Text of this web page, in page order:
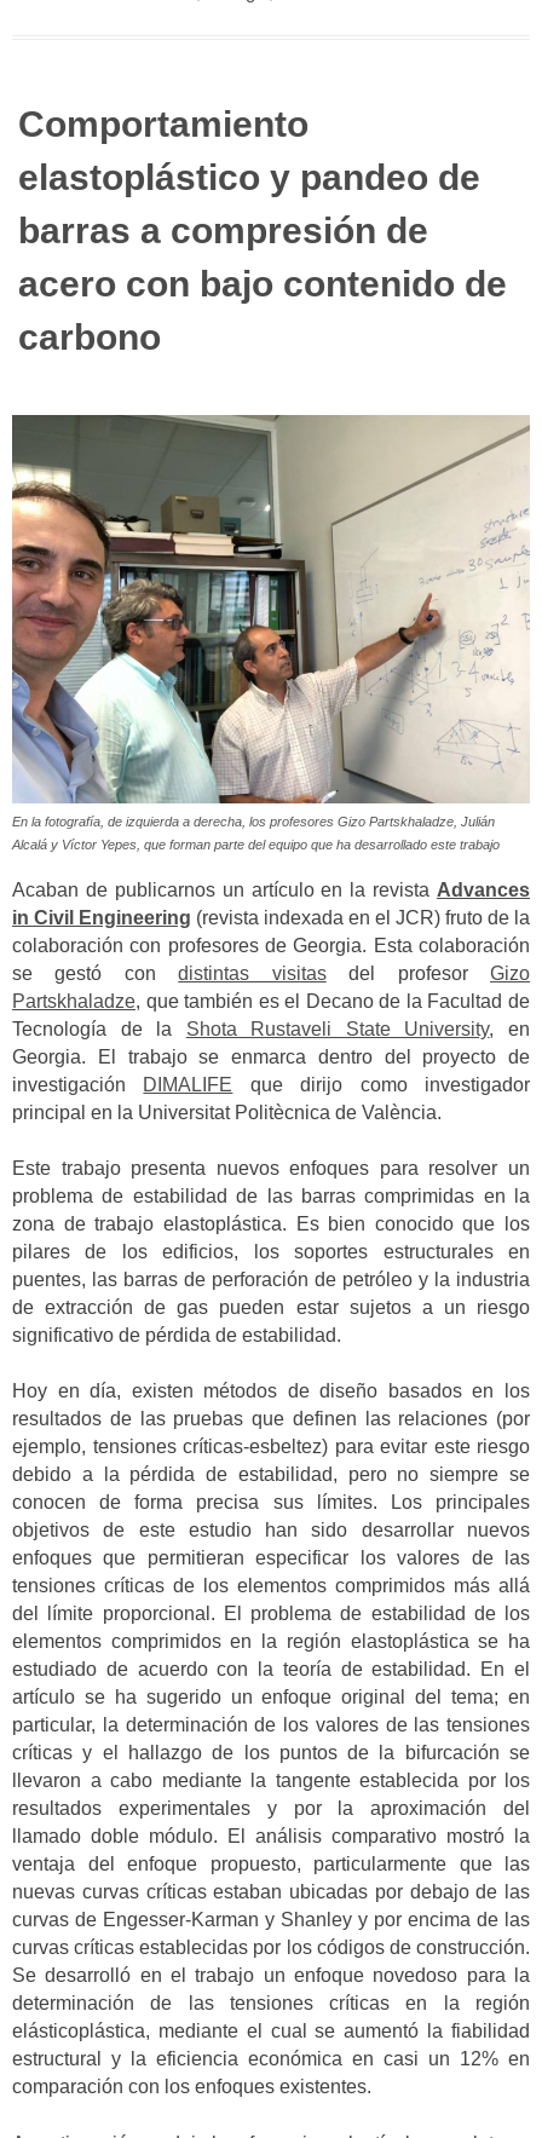
Comportamiento
elastoplástico y pandeo de
barras a compresión de
acero con bajo contenido de
carbono
En la fotografía, de izquierda a derecha, los profesores Gizo Partskhaladze, Julián
Alcalá y Víctor Yepes, que forman parte del equipo que ha desarrollado este trabajo
Acaban de publicarnos un artículo en la revista Advances
in Civil Engineering (revista indexada en el JCR) fruto de la
colaboración con profesores de Georgia. Esta colaboración
se gestó condistintas visitasdel profesorGizo
Partskhaladze, que también es el Decano de la Facultad de
Tecnología de la Shota Rustaveli State University, en
Georgia. El trabajo se enmarca dentro del proyecto de
investigación DIMALIFE que dirijo como investigador
principal en la Universitat Politècnica de València.
Este trabajo presenta nuevos enfoques para resolver un
problema de estabilidad de las barras comprimidas en la
zona de trabajo elastoplástica. Es bien conocido que los
pilares de los edificios, los soportes estructurales en
puentes, las barras de perforación de petróleo y la industria
de extracción de gas pueden estar sujetos a un riesgo
significativo de pérdida de estabilidad.
Hoy en día, existen métodos de diseño basados en los
resultados de las pruebas que definen las relaciones (por
ejemplo, tensiones críticas-esbeltez) para evitar este riesgo
debido a la pérdida de estabilidad, pero no siempre se
conocen de forma precisa sus límites. Los principales
objetivos de este estudio han sido desarrollar nuevos
enfoques que permitieran especificar los valores de las
tensiones críticas de los elementos comprimidos más allá
del límite proporcional. El problema de estabilidad de los
elementos comprimidos en la región elastoplástica se ha
estudiado de acuerdo con la teoría de estabilidad. En el
artículo se ha sugerido un enfoque original del tema; en
particular, la determinación de los valores de las tensiones
críticas y el hallazgo de los puntos de la bifurcación se
llevaron a cabo mediante la tangente establecida por los
resultados experimentales y por la aproximación del
llamado doble módulo. El análisis comparativo mostró la
ventaja del enfoque propuesto, particularmente que las
nuevas curvas críticas estaban ubicadas por debajo de las
curvas de Engesser-Karman y Shanley y por encima de las
curvas críticas establecidas por los códigos de construcción.
Se desarrolló en el trabajo un enfoque novedoso para la
determinación de las tensiones críticas en la región
elásticoplástica, mediante el cual se aumentó la fiabilidad
estructural y la eficiencia económica en casi un 12% en
comparación con los enfoques existentes.